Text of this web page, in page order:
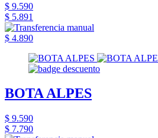
$ 9.590
$ 5.891
$ 4.890
BOTA ALPES
$ 9.590
$ 7.790